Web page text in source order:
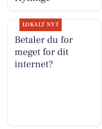
LOKALT NYT
Betaler du for
meget for dit
internet?